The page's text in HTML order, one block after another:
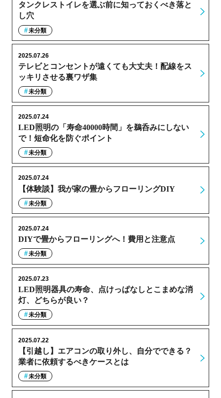
タンクレストイレを選ぶ前に知っておくべき落と
し穴
未分類
テレビとコンセントが遠くても大丈夫！配線をス
ッキリさせる裏ワザ集
2025.07.26
未分類
LED照明の「寿命40000時間」を鵜呑みにしない
で！短命化を防ぐポイント
2025.07.24
未分類
【体験談】我が家の畳からフローリングDIY
2025.07.24
未分類
DIYで畳からフローリングへ！費用と注意点
2025.07.24
未分類
LED照明器具の寿命、点けっぱなしとこまめな消
灯、どちらが良い？
2025.07.23
未分類
【引越し】エアコンの取り外し、自分でできる？
業者に依頼するべきケースとは
2025.07.22
未分類